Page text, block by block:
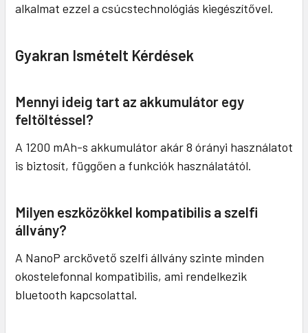
alkalmat ezzel a csúcstechnológiás kiegészítővel.
Gyakran Ismételt Kérdések
Mennyi ideig tart az akkumulátor egy
feltöltéssel?
A 1200 mAh-s akkumulátor akár 8 órányi használatot
is biztosít, függően a funkciók használatától.
Milyen eszközökkel kompatibilis a szelfi
állvány?
A NanoP arckövető szelfi állvány szinte minden
okostelefonnal kompatibilis, ami rendelkezik
bluetooth kapcsolattal.